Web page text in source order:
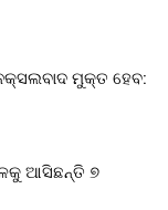
ମୁକ୍ତ ହେବ:
ଆସିଛନ୍ତି ୭